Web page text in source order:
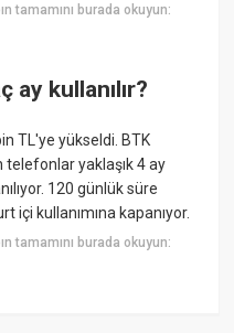
tamamını burada okuyun:
ay kullanılır?
TL'ye yükseldi. BTK
telefonlar yaklaşık 4 ay
120 günlük süre
kullanımına kapanıyor.
tamamını burada okuyun: